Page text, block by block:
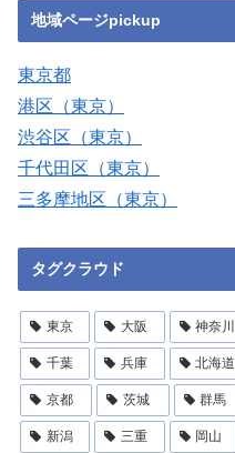
地域ページpickup
東京都
港区（東京）
渋谷区（東京）
千代田区（東京）
三多摩地区（東京）
タグクラウド
東京 大阪 神奈川
千葉 兵庫 北海道
京都 茨城 群馬
新潟 三重 岡山